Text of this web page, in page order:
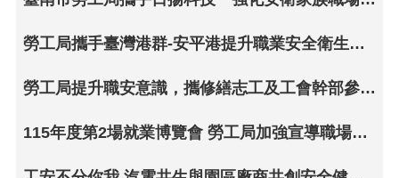
勞工局攜手臺灣港群-安平港提升職業安全衛生意識
勞工局提升職安意識，攜修繕志工及工會幹部參加工安體感訓練
115年度第2場就業博覽會 勞工局加強宣導職場安全衛生資訊